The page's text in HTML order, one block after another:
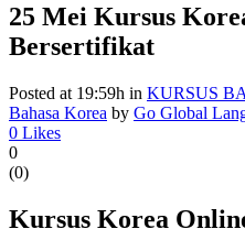
25 Mei Kursus
Bersertifikat
Posted at 19:59h in KURSUS
Bahasa Korea by Go Global
0 Likes
0
(0)
Kursus Korea